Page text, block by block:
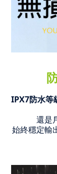
IPX7防水等
還是
始終穩定輸